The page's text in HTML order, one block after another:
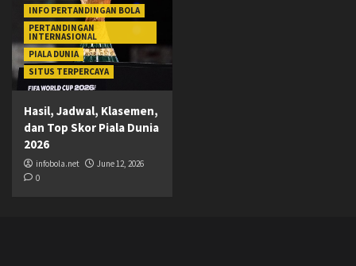
INFO PERTANDINGAN BOLA
PERTANDINGAN
INTERNASIONAL
PIALA DUNIA
SITUS TERPERCAYA
Hasil, Jadwal, Klasemen,
dan Top Skor Piala Dunia
2026
infobola.net
June 12, 2026
0